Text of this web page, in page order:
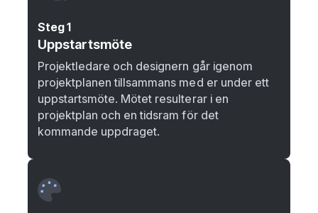
Steg 1
Uppstartsmöte
Projektledare och designern går igenom
projektplanen tillsammans med er under ett
uppstartsmöte. Mötet resulterar i en
projektplan och en tidsram för det
kommande uppdraget.